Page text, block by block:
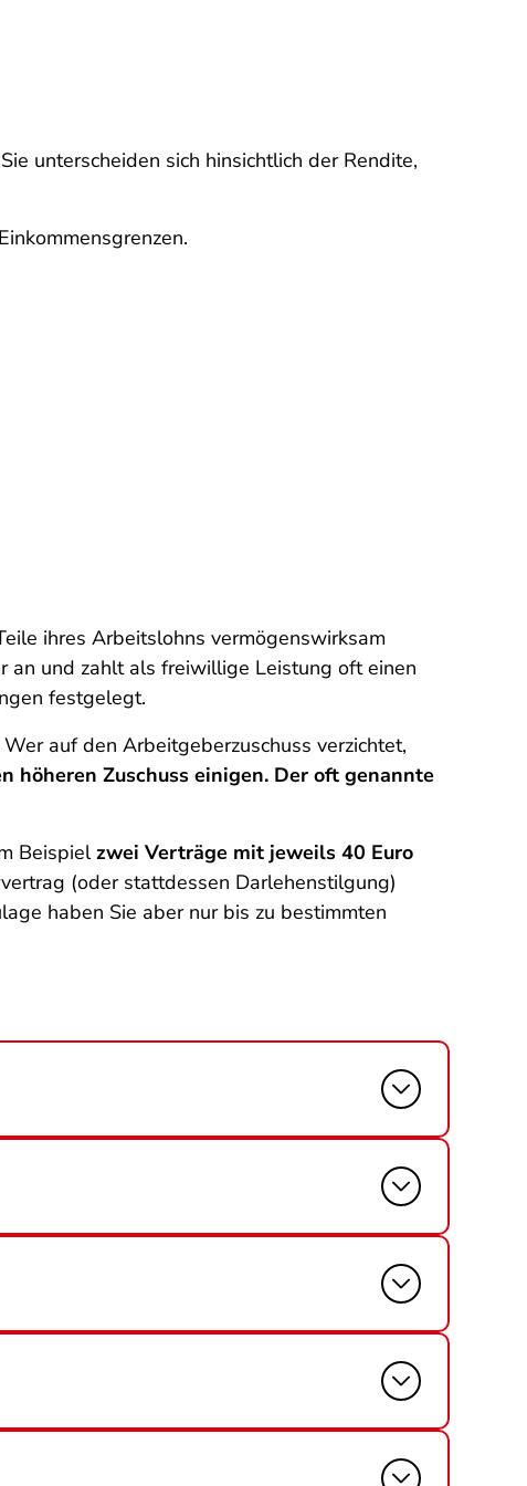
unterscheiden sich hinsichtlich der Rendite,
ihres Arbeitslohns vermögenswirksam
an und zahlt als freiwillige Leistung oft einen
festgelegt.
auf den Arbeitgeberzuschuss verzichtet,
höheren Zuschuss einigen. Der oft genannte
Beispielzwei Verträge mit jeweils 40 Euro
(oder stattdessen Darlehenstilgung)
haben Sie aber nur bis zu bestimmten